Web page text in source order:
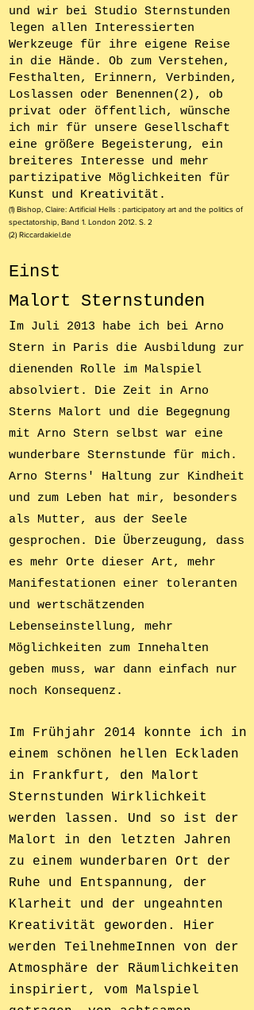
und wir bei Studio Sternstunden
legen allen Interessierten
Werkzeuge für ihre eigene Reise
in die Hände. Ob zum Verstehen,
Festhalten, Erinnern, Verbinden,
Loslassen oder Benennen(2), ob
privat oder öffentlich, wünsche
ich mir für unsere Gesellschaft
eine größere Begeisterung, ein
breiteres Interesse und mehr
partizipative Möglichkeiten für
Kunst und Kreativität .
(1) Bishop, Claire: Artificial Hells : participatory art and the politics of
spectatorship, Band 1. London 2012. S. 2
(2) Riccardakiel.de
Einst
Malort Sternstunden
Im Juli 2013 habe ich bei Arno
Stern in Paris die Ausbildung zur
dienenden Rolle im Malspiel
absolviert. Die Zeit in Arno
Sterns Malort und die Begegnung
mit Arno Stern selbst war eine
wunderbare Sternstunde für mich.
Arno Sterns' Haltung zur Kindheit
und zum Leben hat mir, besonders
als Mutter, aus der Seele
gesprochen. Die Überzeugung, dass
es mehr Orte dieser Art, mehr
Manifestationen einer toleranten
und wertschätzenden
Lebenseinstellung, mehr
Möglichkeiten zum Innehalten
geben muss, war dann einfach nur
noch Konsequenz.
Im Frühjahr 2014 konnte ich in
einem schönen hellen Eckladen
in Frankfurt, den Malort
Sternstunden Wirklichkeit
werden lassen. Und so ist der
Malort in den letzten Jahren
zu einem wunderbaren Ort der
Ruhe und Entspannung, der
Klarheit und der ungeahnten
Kreativität geworden. Hier
werden TeilnehmeInnen von der
Atmosphäre der Räumlichkeiten
inspiriert, vom Malspiel